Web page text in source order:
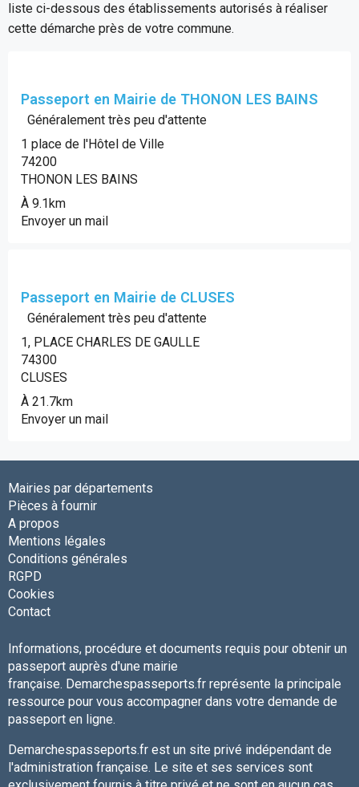
liste ci-dessous des établissements autorisés à réaliser
cette démarche près de votre commune.
Passeport en Mairie de THONON LES BAINS
Généralement très peu d'attente
1 place de l'Hôtel de Ville
74200
THONON LES BAINS
À 9.1km
Envoyer un mail
Passeport en Mairie de CLUSES
Généralement très peu d'attente
1, PLACE CHARLES DE GAULLE
74300
CLUSES
À 21.7km
Envoyer un mail
Mairies par départements
Pièces à fournir
A propos
Mentions légales
Conditions générales
RGPD
Cookies
Contact
Informations, procédure et documents requis pour obtenir un
passeport auprès d'une mairie
française. Demarchespasseports.fr représente la principale
ressource pour vous accompagner dans votre demande de
passeport en ligne.
Demarchespasseports.fr est un site privé indépendant de
l'administration française. Le site et ses services sont